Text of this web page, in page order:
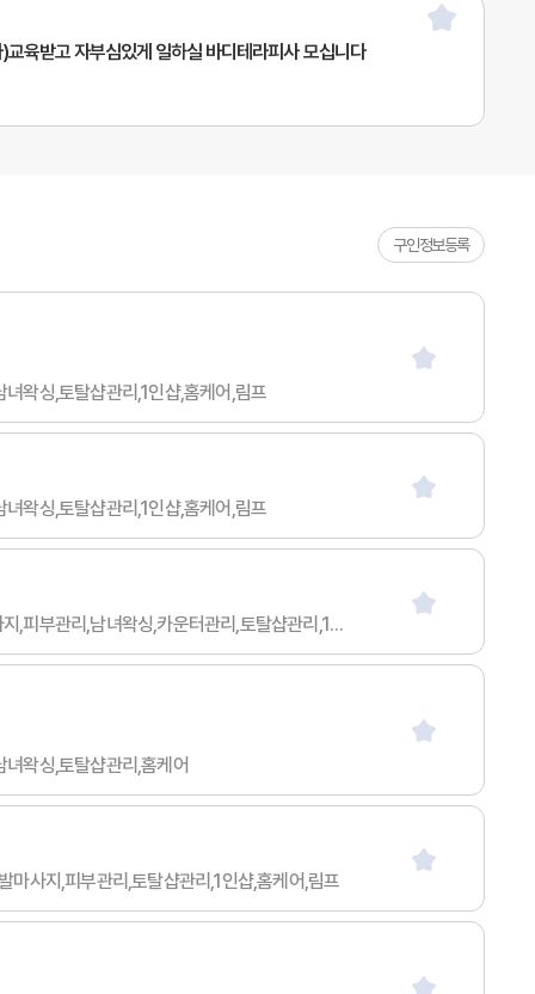
육받고 자부심있게 일하실 바디테라피사 모십니다
구인정보등록
왁싱,토탈샵관리,1인샵,홈케어,림프
왁싱,토탈샵관리,1인샵,홈케어,림프
급여협의 / 50세 이하 / 무관 / 무관 / 아르바이트 / 스웨디시마사지,타이마사지,아로마마사지,스포츠마사지,발마사지,피부관리,남녀왁싱,카운터관리,토탈샵관리,1인샵,홈케어,림프
왁싱,토탈샵관리,홈케어
사지,피부관리,토탈샵관리,1인샵,홈케어,림프